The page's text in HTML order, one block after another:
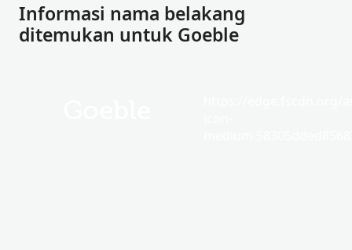
Informasi nama belakang
ditemukan untuk Goeble